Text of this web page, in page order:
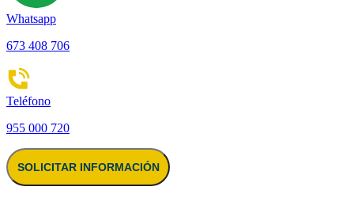
Whatsapp
673 408 706
Teléfono
955 000 720
SOLICITAR INFORMACIÓN